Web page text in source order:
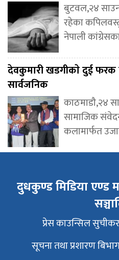
बुटवल,२४
रहेका
नेपाली
देवकुमारी खडगीकाे दुई फरक
सार्वजनिक
काठमाडौ,२४
सामाजिक
कलामार्फत
दुधकुण्ड मिडिया एण्ड
प्रेस काउन्सिल
सूचना तथा प्रशारण